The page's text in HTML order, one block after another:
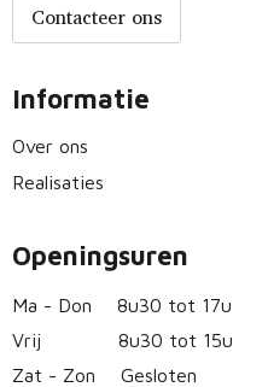
Contacteer ons
Informatie
Over ons
Realisaties
Openingsuren
Ma - Don
8u30 tot 17u
Vrij
8u30 tot 15u
Zat - Zon
Gesloten